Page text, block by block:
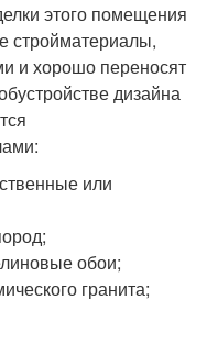
этого помещения
стройматериалы,
и хорошо переносят
дизайна
или
обои;
гранита;